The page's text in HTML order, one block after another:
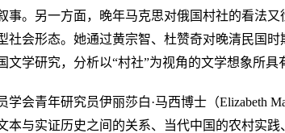
事。另一方面，晚年马克思对俄国村社的看法
社会形态。她通过黄宗智、杜赞奇对晚清民国
学研究，分析以“村社”为视角的文学想象所具
学会青年研究员伊丽莎白·马西博士（Elizabeth
本与实证历史之间的关系、当代中国的农村实践